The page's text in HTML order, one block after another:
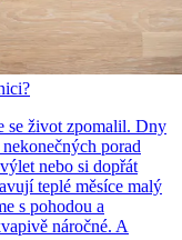
se život zpomalil. Dny
porad
nebo si dopřát
teplé měsíce malý
s pohodou a
náročné. A